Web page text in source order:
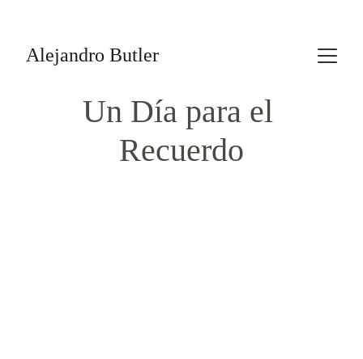
Alejandro Butler
Un Día para el
Recuerdo